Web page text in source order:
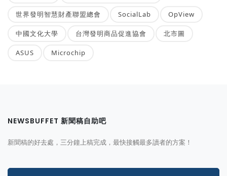
世界發明智慧財產聯盟總會 SocialLab OpView
中國文化大學 台灣發明商品促進協會 北市圖
ASUS Microchip
NEWSBUFFET 新聞稿自助吧
新聞稿的好去處，三分鐘上稿完成，最快接觸最多讀者的方案！